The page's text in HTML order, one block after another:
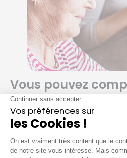
Vous pouvez
pour…
Dépoussiérer et ranger
Nettoyer vos sols
moquette, etc.)